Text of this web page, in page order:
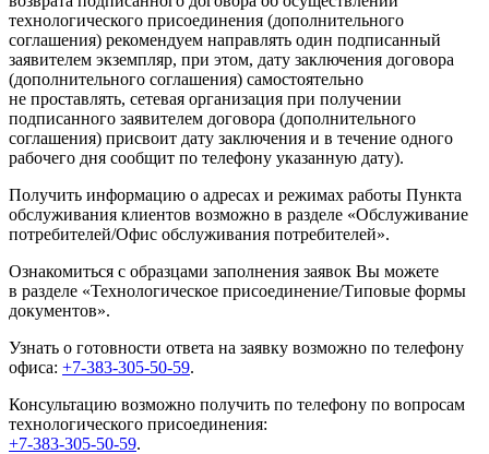
технологического присоединения (дополнительного
соглашения) рекомендуем направлять один подписанный
заявителем экземпляр, при этом, дату заключения договора
(дополнительного соглашения) самостоятельно
не проставлять, сетевая организация при получении
подписанного заявителем договора (дополнительного
соглашения) присвоит дату заключения и в течение одного
рабочего дня сообщит по телефону указанную дату).
Получить информацию о адресах и режимах работы Пункта
обслуживания клиентов возможно в разделе «Обслуживание
потребителей/Офис обслуживания потребителей».
Ознакомиться с образцами заполнения заявок Вы можете
в разделе «Технологическое присоединение/Типовые формы
документов».
Узнать о готовности ответа на заявку возможно по телефону
офиса: +7-383-305-50-59.
Консультацию возможно получить по телефону по вопросам
технологического присоединения:
+7-383-305-50-59.